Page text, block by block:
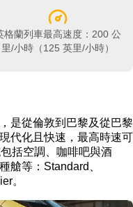
格蘭列車最高速度：200 公
里/小時（125 英里/小時）
是從倫敦到巴黎及從巴黎
代化且快速，最高時速可
括空調、咖啡吧與酒
艙等：Standard、
。